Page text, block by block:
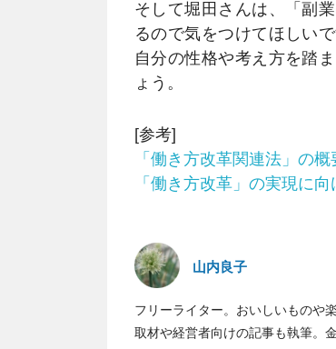
そして堀田さんは、「副
るので気をつけてほしい
自分の性格や考え方を踏
ょう。
[参考]
「働き方改革関連法」の概
「働き方改革」の実現に
山内良子
フリーライター。おいしいものや
取材や経営者向けの記事も執筆。